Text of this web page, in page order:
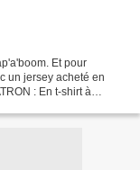
Et pour
un jersey acheté en
: En t-shirt à